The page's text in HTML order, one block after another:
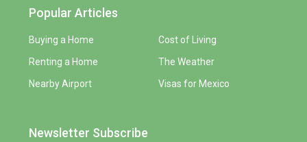
Popular Articles
Buying a Home
Renting a Home
Nearby Airport
Cost of Living
The Weather
Visas for Mexico
Newsletter Subscribe